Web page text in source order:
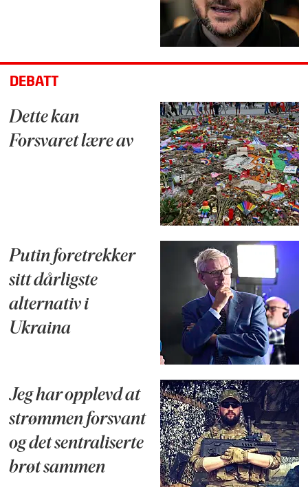
DEBATT
Dette kan
Forsvaret lære av
Putin foretrekker
sitt dårligste
alternativ i
Ukraina
Jeg har opplevd at
strømmen forsvant
og det sentraliserte
brøt sammen